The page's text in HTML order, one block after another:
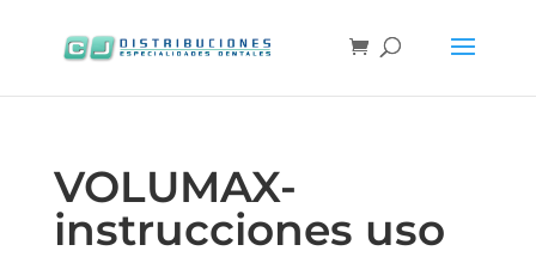
VOLUMAX-
instrucciones uso